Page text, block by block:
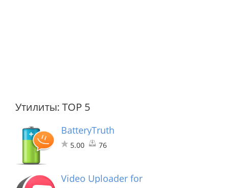
Утилиты: TOP 5
BatteryTruth
5.00 76
Video Uploader for YouTube